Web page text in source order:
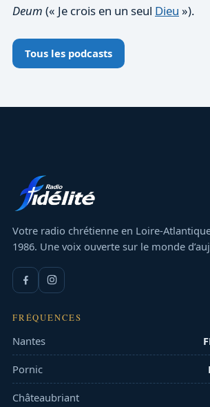
Deum (« Je crois en un seul Dieu »).
Tous les podcasts
Votre radio chrétienne en Loire-
1986. Une voix ouverte sur le monde
FRÉQUENCES
Nantes
Pornic
Châteaubriant